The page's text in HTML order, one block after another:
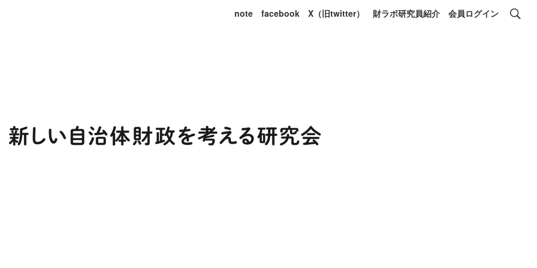
note facebook X（旧twitter） 財ラボ研究員紹介 会員ログイン